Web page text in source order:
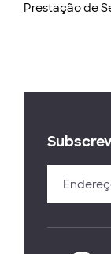
Prestação de